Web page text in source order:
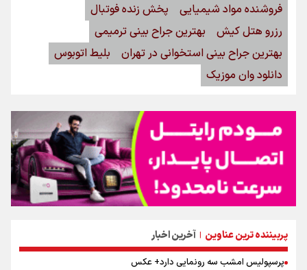
پربیننده ترین عناوین | آخرین اخبار
پرسپولیس امشب سه رونمایی دارد+ عکس
فروشنده مواد شیمیایی
پخش زنده فوتبال
رزرو هتل کیش
بهترین جراح بینی ترمیمی
بهترین جراح بینی استخوانی در تهران
بلیط اتوبوس
دانلود وان موزیک